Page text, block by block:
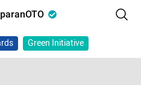
Green Initiative